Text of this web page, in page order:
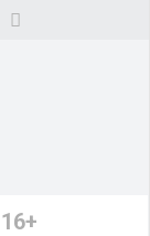
16+